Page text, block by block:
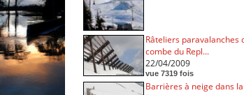
Râteliers paravalanches
combe du Repl...
22/04/2009
vue 7319 fois
Barrières à neige dans